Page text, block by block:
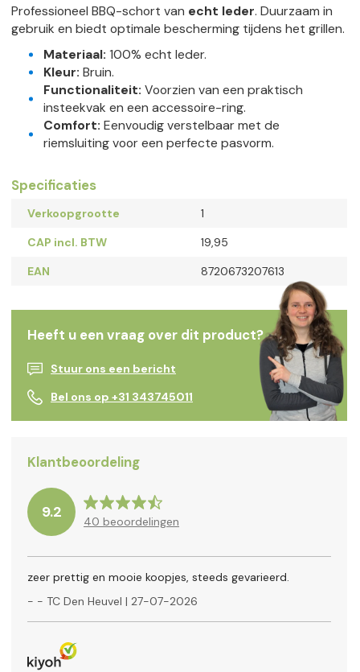
Professioneel BBQ-schort van echt leder. Duurzaam in
gebruik en biedt optimale bescherming tijdens het grillen.
Materiaal: 100% echt leder.
Kleur: Bruin.
Functionaliteit: Voorzien van een praktisch
insteekvak en een accessoire-ring.
Comfort: Eenvoudig verstelbaar met de
riemsluiting voor een perfecte pasvorm.
Specificaties
Verkoopgrootte
1
CAP incl. BTW
19,95
EAN
8720673207613
Heeft u een vraag over dit product?
Stuur ons een bericht
Bel ons op +31 343745011
Klantbeoordeling
9.2
40 beoordelingen
zeer prettig en mooie koopjes, steeds gevarieerd.
- - TC Den Heuvel | 27-07-2026